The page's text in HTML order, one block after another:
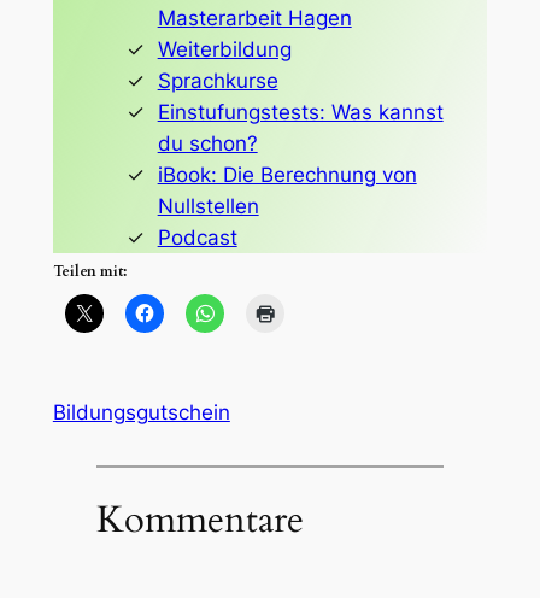
Masterarbeit Hagen
Weiterbildung
Sprachkurse
Einstufungstests: Was kannst
du schon?
iBook: Die Berechnung von
Nullstellen
Podcast
Teilen mit:
Bildungsgutschein
Kommentare